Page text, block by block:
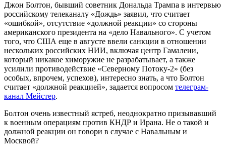
Джон Болтон, бывший советник Дональда Трампа в интервью
российскому телеканалу «Дождь» заявил, что считает
«ошибкой», отсутствие «должной реакции» со стороны
американского президента на «дело Навального». С учетом
того, что США еще в августе ввели санкции в отношении
нескольких российских НИИ, включая центр Гамалеии,
который никакое химоружие не разрабатывает, а также
усилили противодействие «Северному Потоку-2» (без
особых, впрочем, успехов), интересно знать, а что Болтон
считает «должной реакцией», задается вопросом телеграм-
канал Мейстер.
Болтон очень известный ястреб, неоднократно призывавший
к военным операциям против КНДР и Ирана. Не о такой и
должной реакции он говори в случае с Навальным и
Москвой?